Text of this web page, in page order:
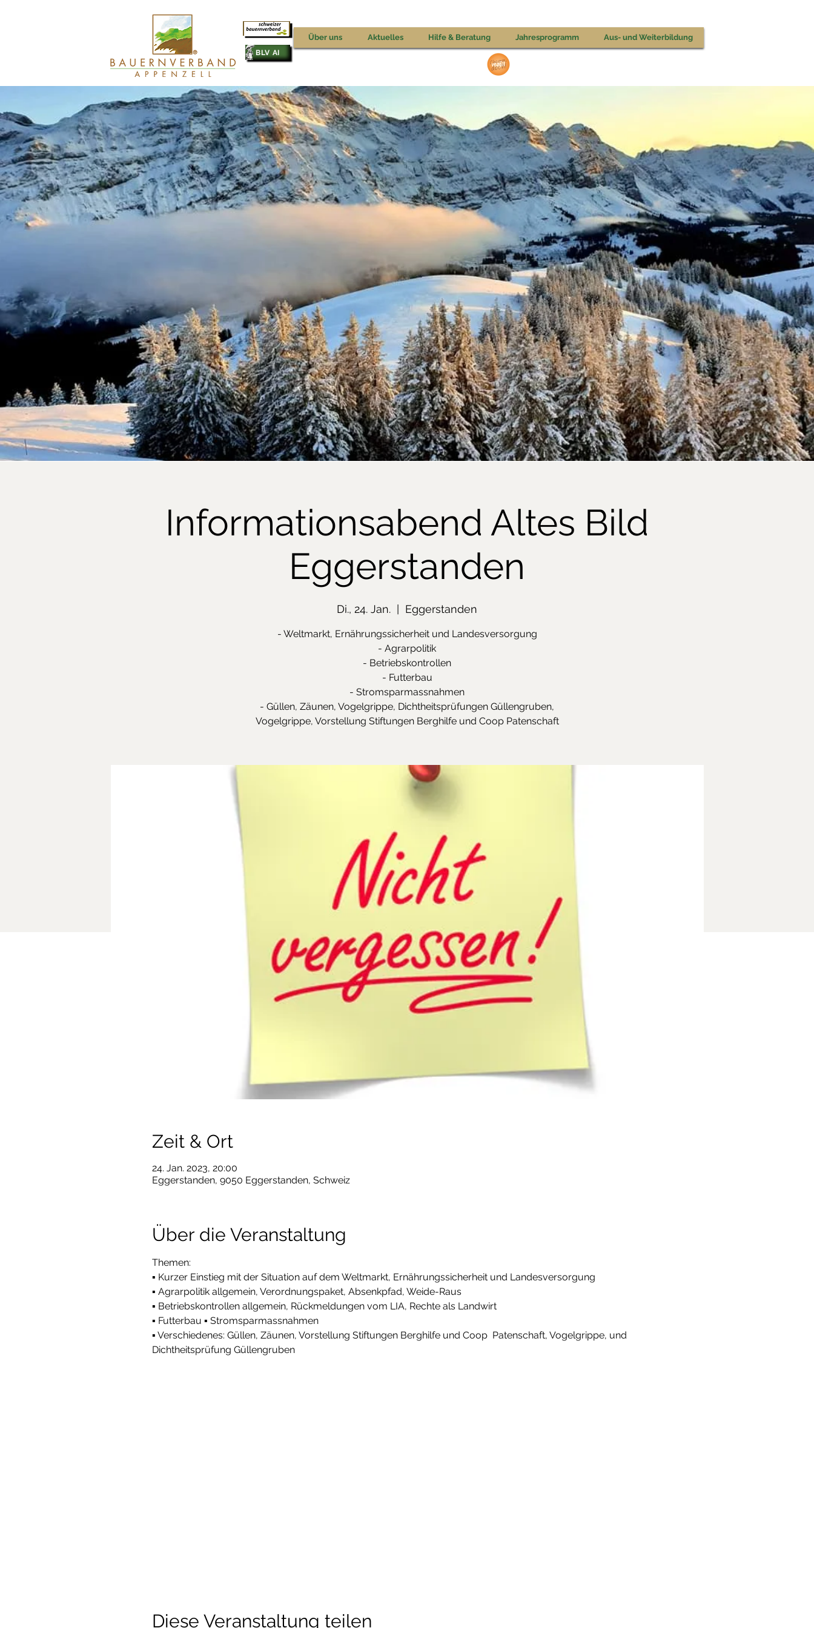
SBV
BLV AI
Über uns Aktuelles Hilfe & Beratung Jahresprogramm Aus- und Weiterbildung
Informationsabend Altes Bild
Eggerstanden
Di., 24. Jan. Eggerstanden
- Weltmarkt, Ernährungssicherheit und Landesversorgung
- Agrarpolitik
- Betriebskontrollen
- Futterbau
- Stromsparmassnahmen
- Güllen, Zäunen, Vogelgrippe, Dichtheitsprüfungen Güllengruben,
Vogelgrippe, Vorstellung Stiftungen Berghilfe und Coop Patenschaft
Zeit & Ort
24. Jan. 2023, 20:00
Eggerstanden, 9050 Eggerstanden, Schweiz
Über die Veranstaltung
Themen:
▪ Kurzer Einstieg mit der Situation auf dem Weltmarkt, Ernährungssicherheit und Landesversorgung
▪ Agrarpolitik allgemein, Verordnungspaket, Absenkpfad, Weide-Raus
▪ Betriebskontrollen allgemein, Rückmeldungen vom LIA, Rechte als Landwirt
▪ Futterbau ▪ Stromsparmassnahmen
▪ Verschiedenes: Güllen, Zäunen, Vorstellung Stiftungen Berghilfe und Coop  Patenschaft, Vogelgrippe, und
Dichtheitsprüfung Güllengruben
Diese Veranstaltung teilen